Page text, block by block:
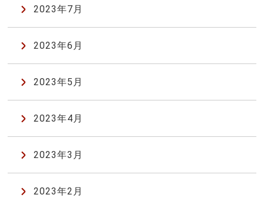
2023年7月
2023年6月
2023年5月
2023年4月
2023年3月
2023年2月